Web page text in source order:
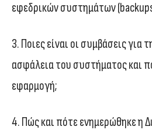
εφεδρικών συστημάτων
3. Ποιες είναι οι συμβάσεις για
ασφάλεια του συστήματος και
εφαρμογή;
4. Πώς και πότε ενημερώθηκε η